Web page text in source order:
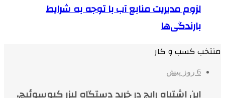
لزوم مدیریت منابع آب با توجه به شرایط
بارندگی‌ها
منتخب کسب و کار
6 روز پیش
این اشتباه رایج در خرید دستگاه لیزر کیوسوئیچ،